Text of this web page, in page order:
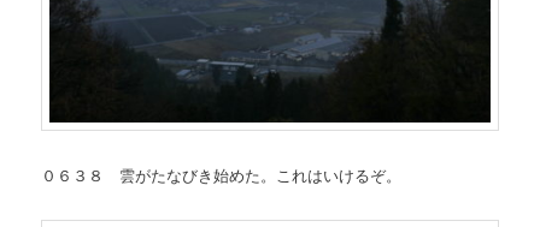
０６３８ 雲がたなびき始めた。これはいけるぞ。